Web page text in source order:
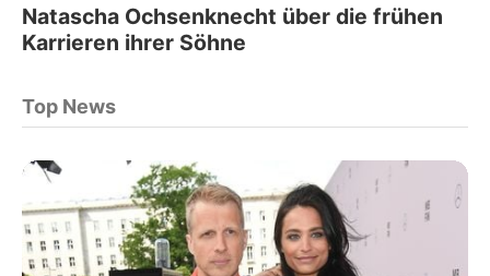
Natascha Ochsenknecht über die frühen
Karrieren ihrer Söhne
Top News